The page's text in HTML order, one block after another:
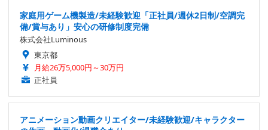
家庭用ゲーム機製造/未経験歓迎「正社員/週休2日制/空調完
備/賞与あり」安心の研修制度完備
株式会社Luminous
東京都
月給26万5,000円～30万円
正社員
アニメーション動画クリエイター/未経験歓迎/キャラクター